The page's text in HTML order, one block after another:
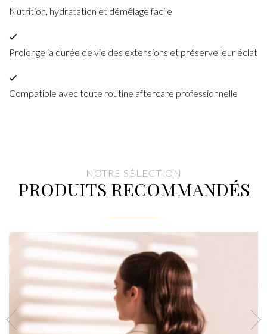
Nutrition, hydratation et démêlage facile
Prolonge la durée de vie des extensions et préserve leur éclat
Compatible avec toute routine aftercare professionnelle
NOTRE SÉLECTION
PRODUITS RECOMMANDÉS